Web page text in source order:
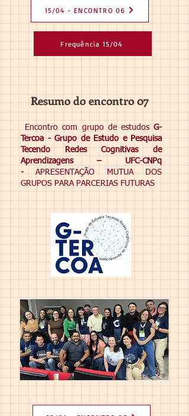
15/04 - ENCONTRO 06
Frequência 15/04
Resumo do encontro 07
Encontro com grupo de estudos G-
Tercoa - Grupo de Estudo e Pesquisa
Tecendo Redes Cognitivas de
Aprendizagens – UFC-CNPq
-APRESENTAÇÃO MUTUA DOS
GRUPOS PARA PARCERIAS FUTURAS